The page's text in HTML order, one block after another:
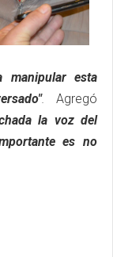
manipular esta
.
Agregó
la voz del
es no